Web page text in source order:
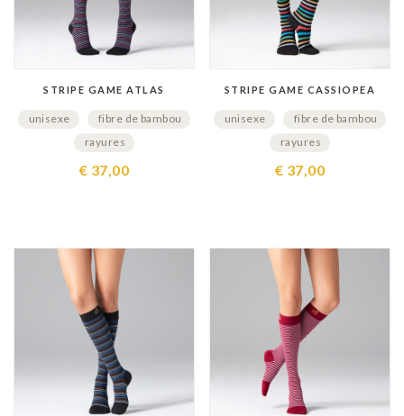
STRIPE GAME ATLAS
unisexe
fibre de bambou
rayures
€ 37,00
STRIPE GAME CASSIOPEA
unisexe
fibre de bambou
rayures
€ 37,00